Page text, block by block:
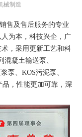
械制造
售及售后服务的专业
为本，科技兴企，广
，采用更新工艺和科
凝土输送泵、
泵、KOS污泥泵、
品，性能更加可靠，深